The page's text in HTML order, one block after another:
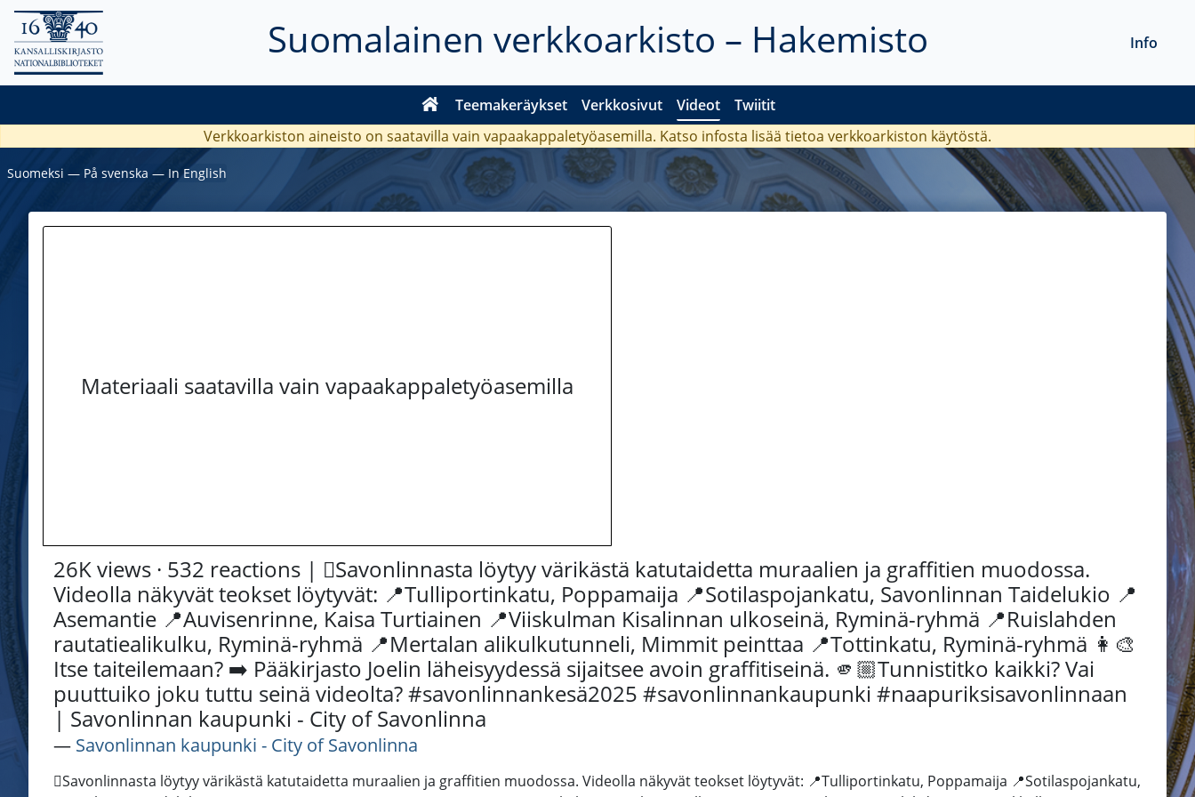
Suomalainen verkkoarkisto – Hakemisto
Teemakeräykset Verkkosivut Videot Twiitit
Info
Verkkoarkiston aineisto on saatavilla vain vapaakappaletyöasemilla. Katso infosta lisää tietoa verkkoarkiston käytöstä.
Suomeksi ― På svenska ― In English
Materiaali saatavilla vain vapaakappaletyöasemilla
26K views · 532 reactions | 🫟Savonlinnasta löytyy värikästä katutaidetta muraalien ja graffitien muodossa.
Videolla näkyvät teokset löytyvät: 📍Tulliportinkatu, Poppamaija 📍Sotilaspojankatu, Savonlinnan Taidelukio 📍
Asemantie 📍Auvisenrinne, Kaisa Turtiainen 📍Viiskulman Kisalinnan ulkoseinä, Ryminä-ryhmä 📍Ruislahden
rautatiealikulku, Ryminä-ryhmä 📍Mertalan alikulkutunneli, Mimmit peinttaa 📍Tottinkatu, Ryminä-ryhmä 👩‍🎨
Itse taiteilemaan? ➡️ Pääkirjasto Joelin läheisyydessä sijaitsee avoin graffitiseinä. 🫵🏼Tunnistitko kaikki? Vai
puuttuiko joku tuttu seinä videolta? #savonlinnankesä2025 #savonlinnankaupunki #naapuriksisavonlinnaan
| Savonlinnan kaupunki - City of Savonlinna
― Savonlinnan kaupunki - City of Savonlinna
🫟Savonlinnasta löytyy värikästä katutaidetta muraalien ja graffitien muodossa. Videolla näkyvät teokset löytyvät: 📍Tulliportinkatu, Poppamaija 📍Sotilaspojankatu,